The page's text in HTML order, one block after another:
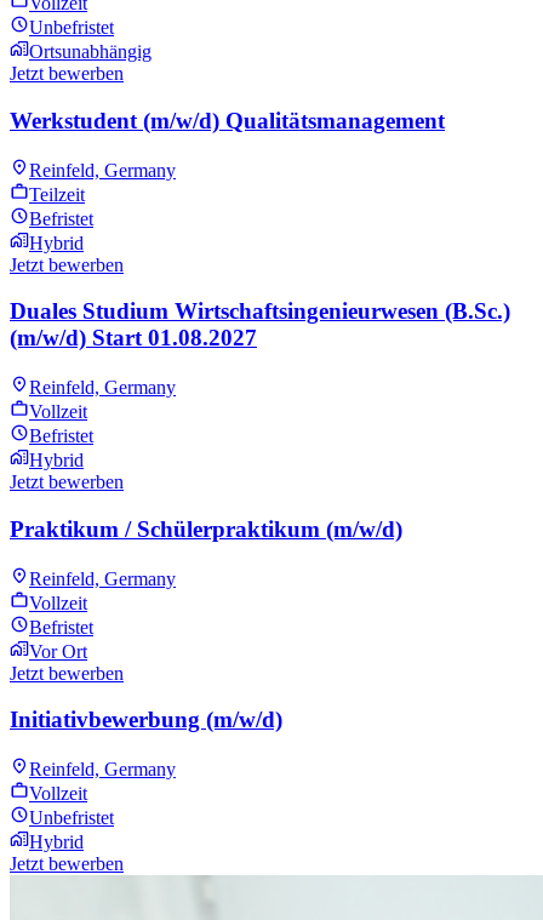
Unbefristet
Ortsunabhängig
Jetzt bewerben
Werkstudent (m/w/d) Qualitätsmanagement
Reinfeld, Germany
Teilzeit
Befristet
Hybrid
Jetzt bewerben
Duales Studium Wirtschaftsingenieurwesen (B.Sc.)
(m/w/d) Start 01.08.2027
Reinfeld, Germany
Vollzeit
Befristet
Hybrid
Jetzt bewerben
Praktikum / Schülerpraktikum (m/w/d)
Reinfeld, Germany
Vollzeit
Befristet
Vor Ort
Jetzt bewerben
Initiativbewerbung (m/w/d)
Reinfeld, Germany
Vollzeit
Unbefristet
Hybrid
Jetzt bewerben